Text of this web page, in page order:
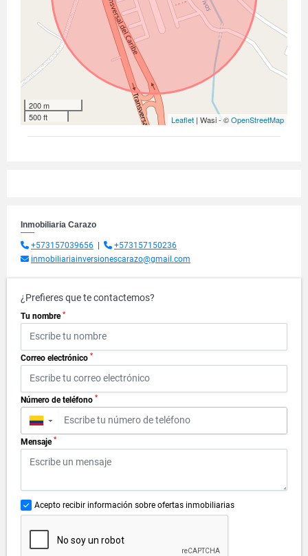
200 m
500 ft
Leaflet | Wasi - ©OpenStreetMap
Inmobiliaria Carazo
+573157039656
+573157150236
inmobiliariainversionescarazo@gmail.com
¿Prefieres que te contactemos?
Tu nombre *
Correo electrónico *
Número de teléfono *
▼
Mensaje *
Acepto recibir información sobre ofertas inmobiliarias